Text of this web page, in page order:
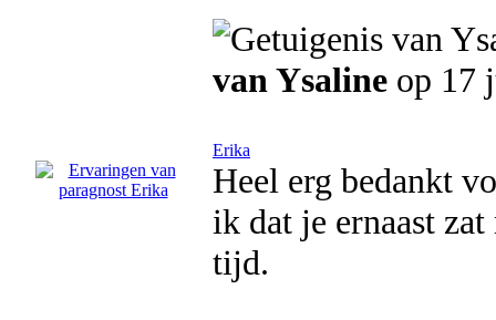
van Ysaline op 17
Erika
Heel erg bedankt
ik dat je ernaast
tijd.